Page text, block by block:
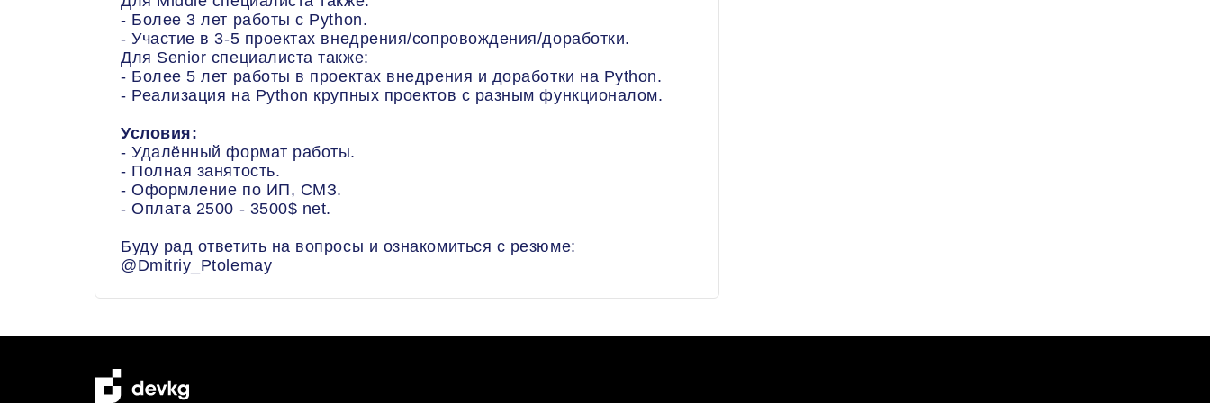
- Более 3 лет работы с Python.
- Участие в 3-5 проектах внедрения/сопровождения/доработки.
Для Senior специалиста также:
- Более 5 лет работы в проектах внедрения и доработки на Python.
- Реализация на Python крупных проектов с разным функционалом.
Условия:
- Удалённый формат работы.
- Полная занятость.
- Оформление по ИП, СМЗ.
- Оплата 2500 - 3500$ net.
Буду рад ответить на вопросы и ознакомиться с резюме:
@Dmitriy_Ptolemay